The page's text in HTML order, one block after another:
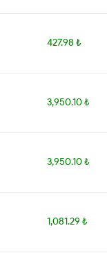
427.98 ₺
3,950.10 ₺
3,950.10 ₺
1,081.29 ₺